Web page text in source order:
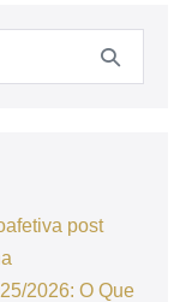
post
2026: O Que